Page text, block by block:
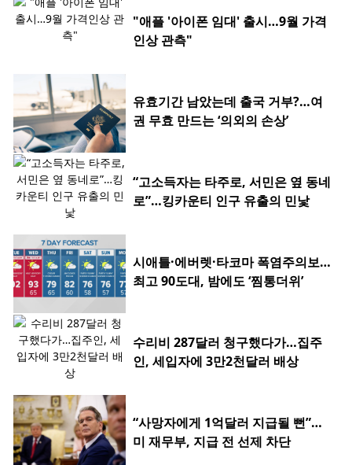
"애플 '아이폰 임대' 출시…9월 가격
인상 관측"
유효기간 남았는데 출국 거부?…여
권 무효 만드는 ‘의외의 손상’
“고소득자는 타주로, 서민은 옆 동네
로”…킹카운티 인구 유출의 민낯
시애틀·에버렛·타코마 폭염주의보…
최고 90도대, 밤에도 ‘찜통더위’
수리비 287달러 청구했다가…집주
인, 세입자에 3만2천달러 배상
“사망자에게 1억달러 지급될 뻔”…
미 재무부, 지급 전 선제 차단